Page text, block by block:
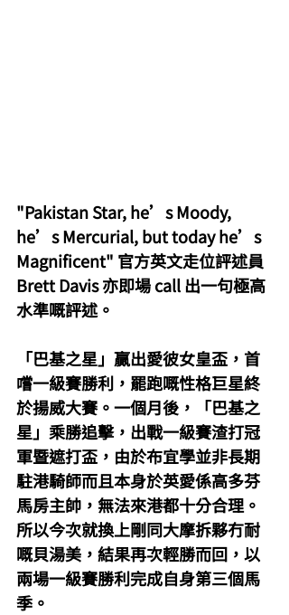
"Pakistan Star, he’s Moody,
he’s Mercurial, but today he’s
Magnificent" 官方英文走位評述員
Brett Davis 亦即場 call 出一句極高
水準嘅評述。
「巴基之星」贏出愛彼女皇盃，首
嚐一級賽勝利，罷跑嘅性格巨星終
於揚威大賽。一個月後，「巴基之
星」乘勝追擊，出戰一級賽渣打冠
軍暨遮打盃，由於布宜學並非長期
駐港騎師而且本身於英愛係高多芬
馬房主帥，無法來港都十分合理。
所以今次就換上剛同大摩拆夥冇耐
嘅貝湯美，結果再次輕勝而回，以
兩場一級賽勝利完成自身第三個馬
季。